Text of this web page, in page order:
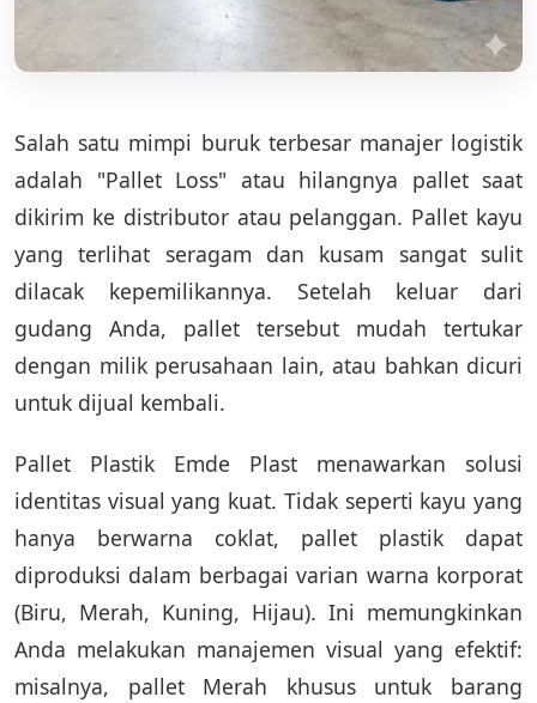
Salah satu mimpi buruk terbesar manajer logistik
adalah "Pallet Loss" atau hilangnya pallet saat
dikirim ke distributor atau pelanggan. Pallet kayu
yang terlihat seragam dan kusam sangat sulit
dilacak kepemilikannya. Setelah keluar dari
gudang Anda, pallet tersebut mudah tertukar
dengan milik perusahaan lain, atau bahkan dicuri
untuk dijual kembali.
Pallet Plastik Emde Plast menawarkan solusi
identitas visual yang kuat. Tidak seperti kayu yang
hanya berwarna coklat, pallet plastik dapat
diproduksi dalam berbagai varian warna korporat
(Biru, Merah, Kuning, Hijau). Ini memungkinkan
Anda melakukan manajemen visual yang efektif:
misalnya, pallet Merah khusus untuk barang